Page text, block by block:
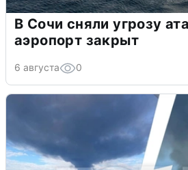
В Сочи сняли угрозу
аэропорт закрыт
6 августа 0